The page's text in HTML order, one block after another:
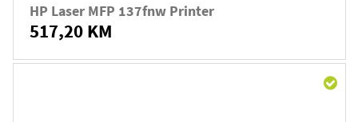
HP Laser MFP 137fnw Printer
517,20 KM